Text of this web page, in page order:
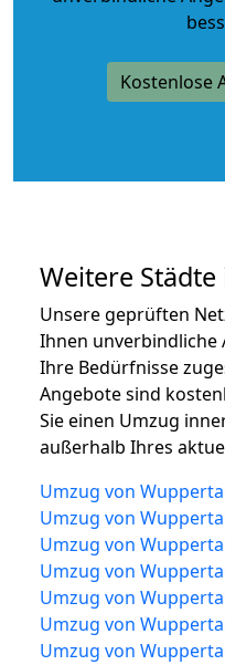
Kostenlose
Weitere
Unsere geprüften
Ihnen unverbindliche
Ihre Bedürfnisse
Angebote sind
Sie einen Umzug
außerhalb Ihres
Umzug von
Umzug von
Umzug von
Umzug von
Umzug von
Umzug von
Umzug von